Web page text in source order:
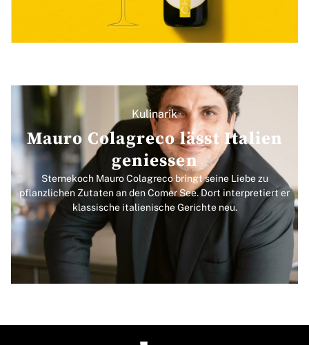
Kulinarik
Mauro Colagreco lässt Italien
geniessen
Sternekoch Mauro Colagreco bringt seine Liebe zu
pflanzlichen Zutaten an den Comer See. Dort interpretiert er
klassische italienische Gerichte neu.